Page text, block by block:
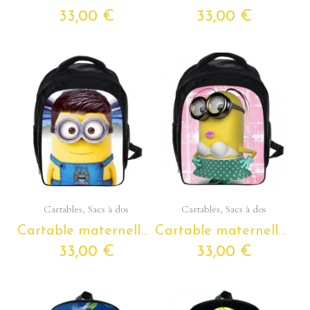
33,00 € 33,00 €
Aperçu rapide
Cartables, Sacs à dos
Cartable maternelle les minions petite section à grande section
33,00 €
Aperçu rapide
Cartables, Sacs à dos
Cartable maternelle les minions petite section à grande section
33,00 €